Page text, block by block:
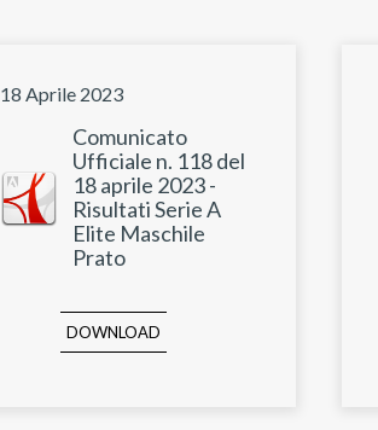
18 Aprile 2023
Comunicato
Ufficiale n. 118 del
18 aprile 2023 -
Risultati Serie A
Elite Maschile
Prato
DOWNLOAD